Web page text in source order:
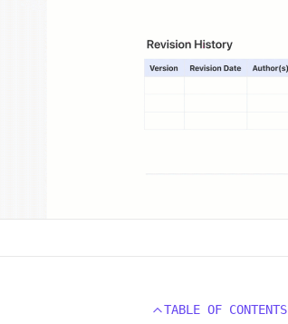
TABLE OF CONTENTS